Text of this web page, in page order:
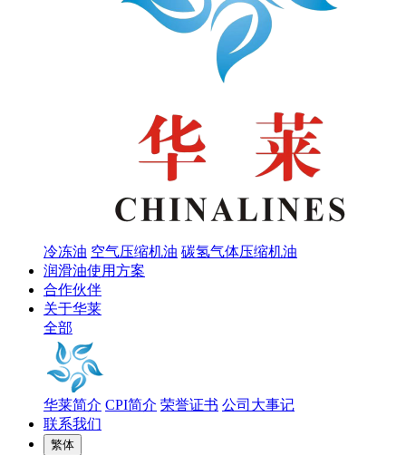
冷冻油 空气压缩机油 碳氢气体压缩机油
润滑油使用方案
合作伙伴
关于华莱
全部
华莱简介 CPI简介 荣誉证书 公司大事记
联系我们
繁体